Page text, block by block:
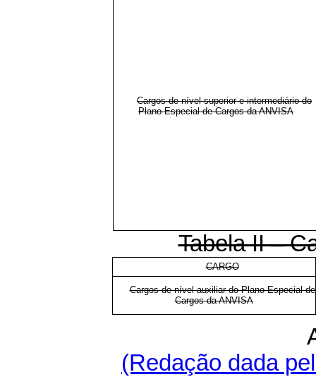
Cargos de nível superior e intermediário do
Plano Especial de Cargos da ANVISA
Tabela II –
CARGO
Cargos de nível auxiliar do Plano Especial de
Cargos da ANVISA
(Redação dada